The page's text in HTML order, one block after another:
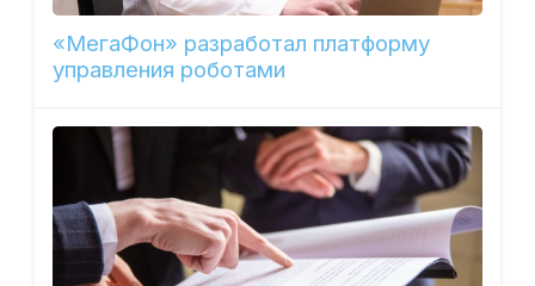
«МегаФон» разработал платформу
управления роботами